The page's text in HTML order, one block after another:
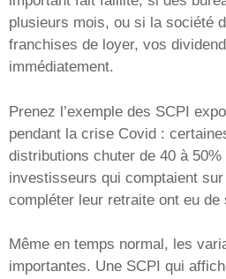
plusieurs mois, ou si la société
franchises de loyer, vos
immédiatement.
Prenez l’exemple des SCPI
pendant la crise Covid :
distributions chuter de 40 à 50%
investisseurs qui comptaient
compléter leur retraite ont eu
Même en temps normal, les
importantes. Une SCPI qui